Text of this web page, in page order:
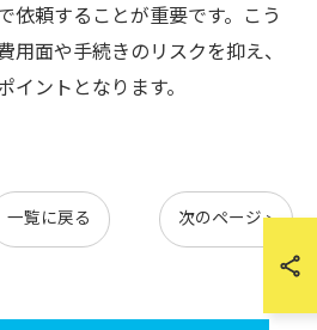
依頼することが重要です。こう
用面や手続きのリスクを抑え、
ントとなります。
一覧に戻る 次のページ >